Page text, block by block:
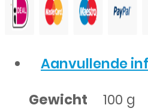
Aanvullende
Gewicht
100 g